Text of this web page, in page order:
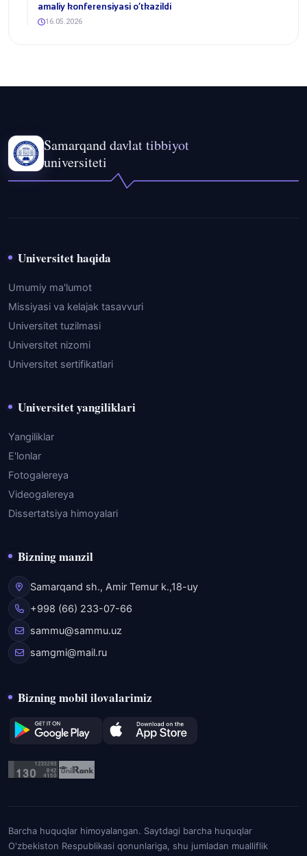
amaliy konferensiyasi o‘tkazildi
16.05.2026
Samarqand davlat tibbiyot
universiteti
Universitet haqida
Umumiy ma'lumot
Missiyasi va kelajak tasavvuri
Universitet tuzilmasi
Universitet nizomi
Universitet sertifikatlari
Universitet yangiliklari
Yangiliklar
E'lonlar
Fotogalereya
Videogalereya
Dissertatsiya himoyalari
Bizning manzil
Samarqand sh., Amir Temur k.,18-uy
+998 (66) 233-07-66
sammu@sammu.uz
samgmi@mail.ru
Bizning mobil ilovalarimiz
Barcha huquqlar himoyalangan. Saytdagi barcha huquqlar
O'zbekiston Respublikasi qonunlariga, shu jumladan mualliflik